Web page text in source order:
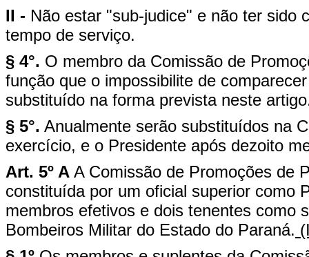
II - Não estar "sub-judice" e não ter sido
tempo de serviço.
§ 4°. O membro da Comissão de
função que o impossibilite de
substituído na forma prevista neste
§ 5°. Anualmente serão substituídos na
exercício, e o Presidente após dezoito
Art. 5º A A Comissão de Promoções de
constituída por um oficial superior como
membros efetivos e dois tenentes como
Bombeiros Militar do Estado do Paraná.